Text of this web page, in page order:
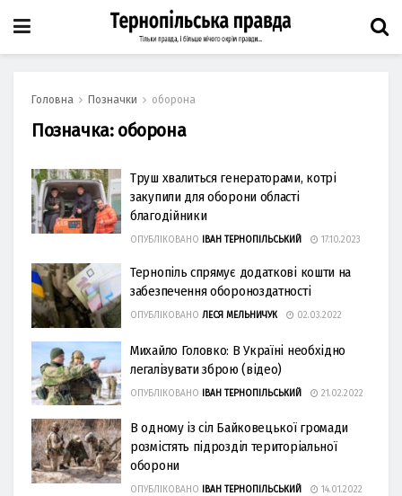
Головна Позначки оборона
Позначка: оборона
Труш хвалиться генераторами, котрі
закупили для оборони області
благодійники
ОПУБЛІКОВАНО ІВАН ТЕРНОПІЛЬСЬКИЙ 17.10.2023
Тернопіль спрямує додаткові кошти на
забезпечення обороноздатності
ОПУБЛІКОВАНО ЛЕСЯ МЕЛЬНИЧУК 02.03.2022
Михайло Головко: В Україні необхідно
легалізувати зброю (відео)
ОПУБЛІКОВАНО ІВАН ТЕРНОПІЛЬСЬКИЙ 21.02.2022
В одному із сіл Байковецької громади
розмістять підрозділ територіальної
оборони
ОПУБЛІКОВАНО ІВАН ТЕРНОПІЛЬСЬКИЙ 14.01.2022